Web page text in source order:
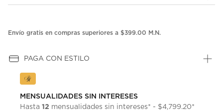
Envío gratis en compras superiores a $399.00 M.N.
PAGA CON ESTILO
MENSUALIDADES SIN INTERESES
Hasta 12 mensualidades sin intereses* - $4,799.20*